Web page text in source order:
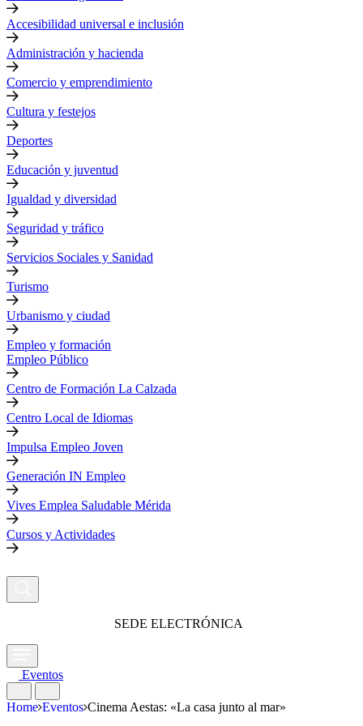
Accesibilidad universal e inclusión
Administración y hacienda
Comercio y emprendimiento
Cultura y festejos
Deportes
Educación y juventud
Igualdad y diversidad
Seguridad y tráfico
Servicios Sociales y Sanidad
Turismo
Urbanismo y ciudad
Empleo y formación
Empleo Público
Centro de Formación La Calzada
Centro Local de Idiomas
Impulsa Empleo Joven
Generación IN Empleo
Vives Emplea Saludable Mérida
Cursos y Actividades
SEDE ELECTRÓNICA
Eventos
Home Eventos Cinema Aestas: «La casa junto al mar»